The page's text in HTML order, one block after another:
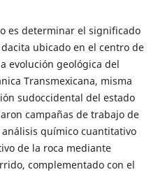
es determinar el significado
ubicado en el centro de
evolución geológica del
Transmexicana, misma
sudoccidental del estado
campañas de trabajo de
químico cuantitativo
de la roca mediante
complementado con el